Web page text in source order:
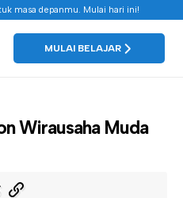
masa depanmu. Mulai hari ini!
MULAI BELAJAR
Wirausaha Muda